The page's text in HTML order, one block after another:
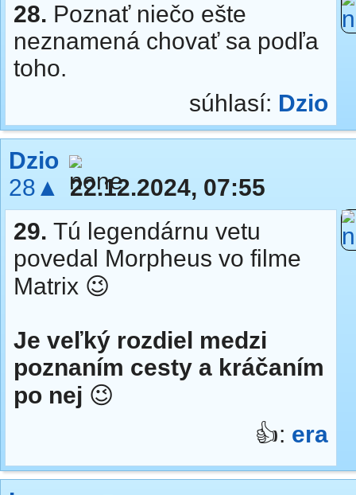
28. Poznať niečo ešte
neznamená chovať sa podľa
toho.
súhlasí: Dzio
Dzio
28▲
22.12.2024, 07:55
29. Tú legendárnu vetu
povedal Morpheus vo filme
Matrix 😉
Je veľký rozdiel medzi
poznaním cesty a kráčaním
po nej 😉
👍: era